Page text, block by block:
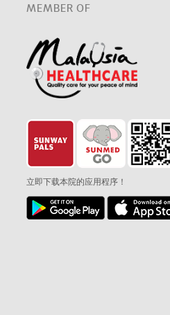
MEMBER OF
立即下载本院的应用程序！